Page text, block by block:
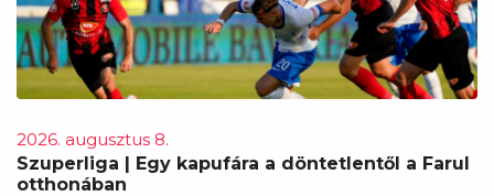
2026. augusztus 8.
Szuperliga | Egy kapufára a döntetlentől a Farul
otthonában